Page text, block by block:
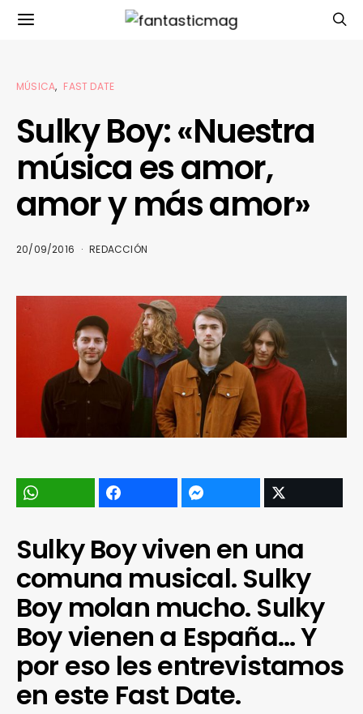
MÚSICA FAST DATE
Sulky Boy: «Nuestra
música es amor,
amor y más amor»
20/09/2016 REDACCIÓN
Sulky Boy viven en una
comuna musical. Sulky
Boy molan mucho. Sulky
Boy vienen a España… Y
por eso les entrevistamos
en este Fast Date.